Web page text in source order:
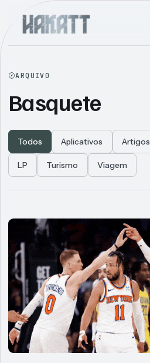
ARQUIVO
Basquete
Todos Aplicativos Artigos
LP Turismo Viagem
Articles